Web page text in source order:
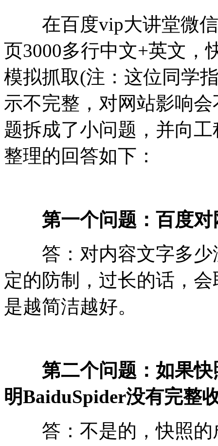
在百度vip大讲堂微信
页3000多行中文+英文，
模拟抓取(注：这位同学
示不完整，对网站影响
题拆成了小问题，并向
整理的回答如下：
第一个问题：百度
答：对内容文字多少
定的防制，过长的话，
是越简洁越好。
第二个问题：如果
明BaiduSpider没有完整
答：不是的，快照的